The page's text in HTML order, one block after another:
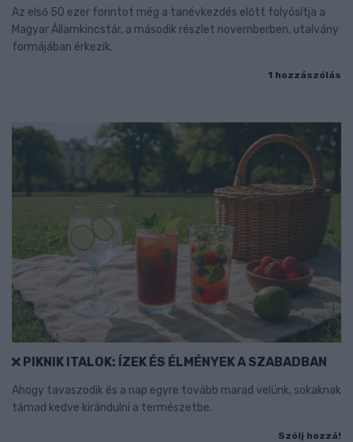
Az első 50 ezer forintot még a tanévkezdés előtt folyósítja a
Magyar Államkincstár, a második részlet novemberben, utalvány
formájában érkezik.
1 hozzászólás
PIKNIK ITALOK: ÍZEK ÉS ÉLMÉNYEK A SZABADBAN
Ahogy tavaszodik és a nap egyre tovább marad velünk, sokaknak
támad kedve kirándulni a természetbe.
Szólj hozzá!